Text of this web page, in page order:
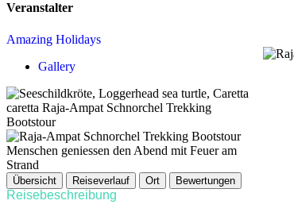
Veranstalter
Amazing Holidays
Gallery
Übersicht Reiseverlauf Ort Bewertungen
Reisebeschreibung